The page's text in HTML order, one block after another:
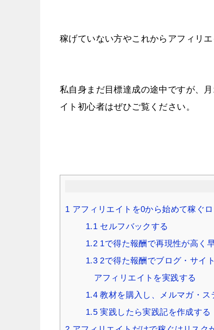
稼げていない方やこれからアフィリ
私自身まだ目標達成の途中ですが、
イト初心者はぜひご覧ください。
1 アフィリエイトを0から始めて稼ぐ
1.1 セルフバックする
1.2 1で得た報酬で再現性が高く
1.3 2で得た報酬でブログ・サイ
アフィリエイトを実践する
1.4 教材を購入し、メルマガ・
1.5 実践したら実践記を作成する